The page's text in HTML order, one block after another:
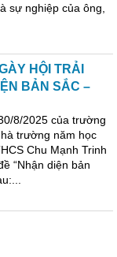
sự nghiệp của ông,
HỘI TRẢI
BẢN SẮC –
8/2025 của trường
trường năm học
Chu Mạnh Trinh
“Nhận diện bản